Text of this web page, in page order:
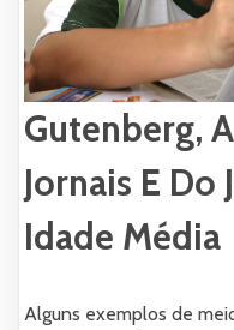
Gutenberg,
Jornais E Do
Idade Média
Alguns exemplos de